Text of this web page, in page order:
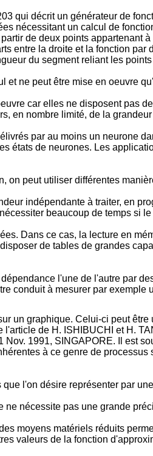
qui décrit un générateur de
nécessitant un calcul de
de deux points appartenant
entre la droite et la fonction
du segment reliant les
ne peut être mise en oeuvre
car elles ne disposent pas
en nombre limité, de la
par au moins un neurone
états de neurones. Les
on peut utiliser différentes
indépendante à traiter, en
beaucoup de temps si
Dans ce cas, la lecture en
de tables de grandes
l'une de l'autre par
conduit à mesurer par exemple
un graphique. Celui-ci peut
de H. ISHIBUCHI et H.
1991, SINGAPORE. Il est
à ce genre de
l'on désire représenter par
nécessite pas une grande
moyens matériels réduits
valeurs de la fonction